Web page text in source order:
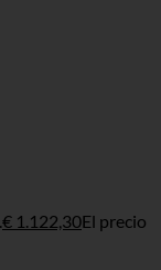
€ 1.122,30El precio